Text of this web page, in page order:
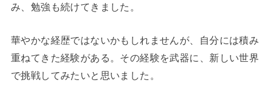
み、勉強も続けてきました。
華やかな経歴ではないかもしれませんが、自分には積み
重ねてきた経験がある。その経験を武器に、新しい世界
で挑戦してみたいと思いました。